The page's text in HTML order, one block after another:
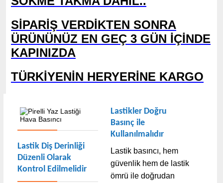
SİPARİŞ VERDİKTEN SONRA
ÜRÜNÜNÜZ EN GEÇ 3 GÜN İÇİNDE
KAPINIZDA
TÜRKİYENİN HERYERİNE KARGO
Lastik Diş Derinliği
Düzenli Olarak
Kontrol Edilmelidir
Lastikler Doğru
Basınç ile
Kullanılmalıdır
Lastik basıncı, hem
güvenlik hem de lastik
ömrü ile doğrudan